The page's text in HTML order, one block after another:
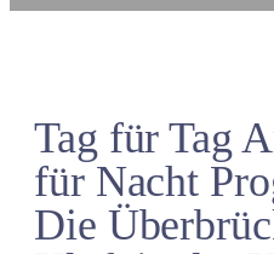
Tag für Tag
für Nacht
Die